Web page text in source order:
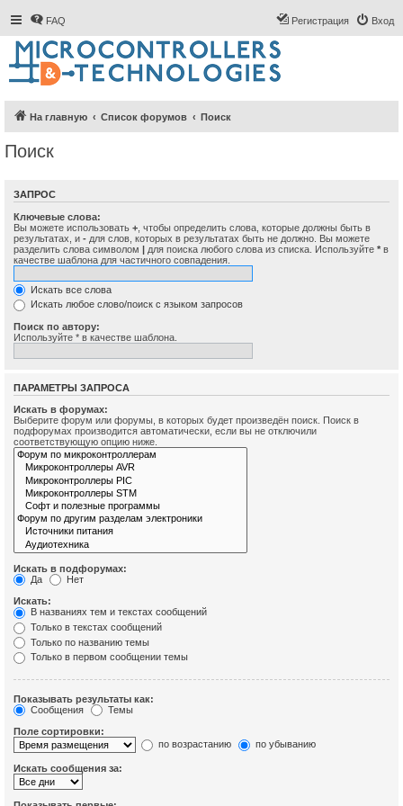
FAQ Вход
Регистрация
На главную Список форумов Поиск
Поиск
ЗАПРОС
Ключевые слова:
Вы можете использовать + , чтобы определить слова, которые должны быть в
результатах, и - для слов, которых в результатах быть не должно. Вы можете
разделить слова символом | для поиска любого слова из списка. Используйте * в
качестве шаблона для частичного совпадения.
Искать все слова
Искать любое слово/поиск с языком запросов
Поиск по автору:
Используйте * в качестве шаблона.
ПАРАМЕТРЫ ЗАПРОСА
Искать в форумах:
Выберите форум или форумы, в которых будет произведён поиск. Поиск в
подфорумах производится автоматически, если вы не отключили
соответствующую опцию ниже.
Искать в подфорумах:
Да
Нет
Искать:
В названиях тем и текстах сообщений
Только в текстах сообщений
Только по названию темы
Только в первом сообщении темы
Показывать результаты как:
Сообщения
Темы
Поле сортировки:
по возрастанию
по убыванию
Искать сообщения за: